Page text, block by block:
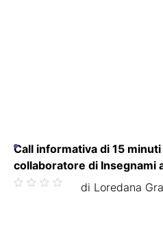
Call informativa di 15
collaboratore di Insegnami
Valutato di Loredana